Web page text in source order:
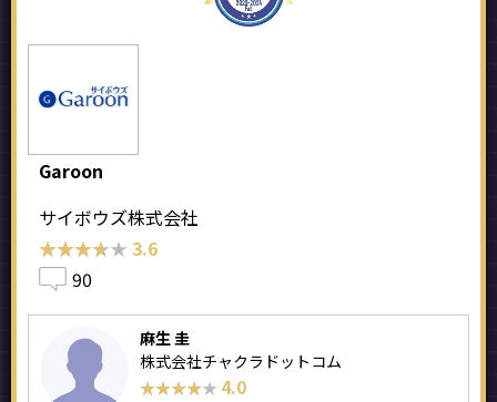
Garoon
サイボウズ株式会社
★★★★★
★★★★★ 3.6
90
麻生 圭
株式会社チャクラドットコム
★★★★★
★★★★★ 4.0